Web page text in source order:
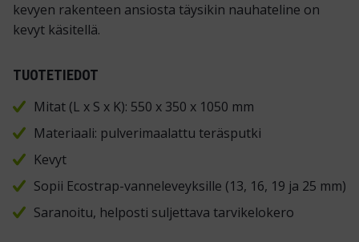
kevyen rakenteen ansiosta täysikin nauhateline on
kevyt käsitellä.
TUOTETIEDOT
Mitat (L x S x K): 550 x 350 x 1050 mm
Materiaali: pulverimaalattu teräsputki
Kevyt
Sopii Ecostrap-vanneleveyksille (13, 16, 19 ja 25 mm)
Saranoitu, helposti suljettava tarvikelokero